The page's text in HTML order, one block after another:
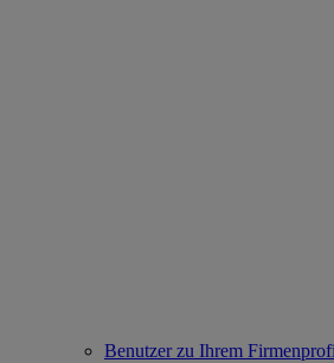
Benutzer zu Ihrem